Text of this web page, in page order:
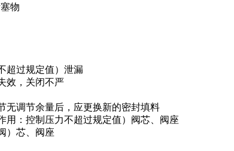
物
过规定值）泄漏
，关闭不严
调节余量后，应更换新的密封填料
：控制压力不超过规定值）阀芯、阀座
芯、阀座